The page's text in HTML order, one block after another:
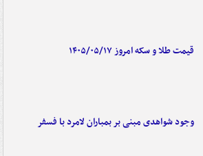
قیمت طلا و سکه امروز ۱۴۰۵/۰۵/۱۷
وجود شواهدی مبنی بر بمباران لامرد با فسفر